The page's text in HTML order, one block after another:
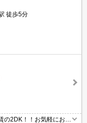
徒歩5分
の2DK！！お気軽にお問